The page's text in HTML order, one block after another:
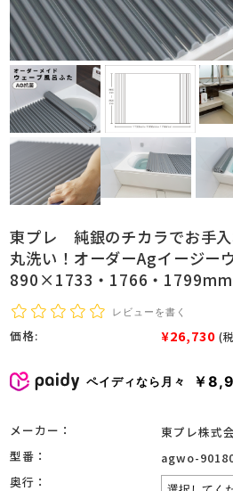
東プレ 純銀のチカラでお手
丸洗い！オーダーAgイージー
890×1733・1766・1799mm
レビューを書く
価格: ¥26,730 (
ペイディなら月々 ￥
メーカー：
東プレ株式
型番：
agwo-
奥行：